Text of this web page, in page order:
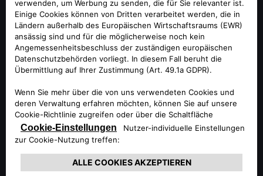
der Jahrzehnte zahlreiche Erfolge feierte. Höhepunkt der
Feierlichkeiten waren Paraden mit ikonischen Fahrzeugen.
Am Samstagnachmittag fuhren 112 klassische Alfa Romeo
über die Rennstrecke von Monza, wo am Sonntag der
Große Preis von Italien stattfand. Am Sonntagmorgen trafen
und Alfa Romeo Giulia GTAm am Werksmuseum der Marke
im Mailänder Vorort Arese. Von dort fuhr die Parade durch
Mailand, vorbei an einigen der berühmtesten Stätten der
norditalienischen Metropole nach Monza zum Autodromo
Nazionale. Hier erlebten die Teilnehmer der „Tribe Days“
das Formel-1-Rennen live und feuerten das Alfa Romeo F1